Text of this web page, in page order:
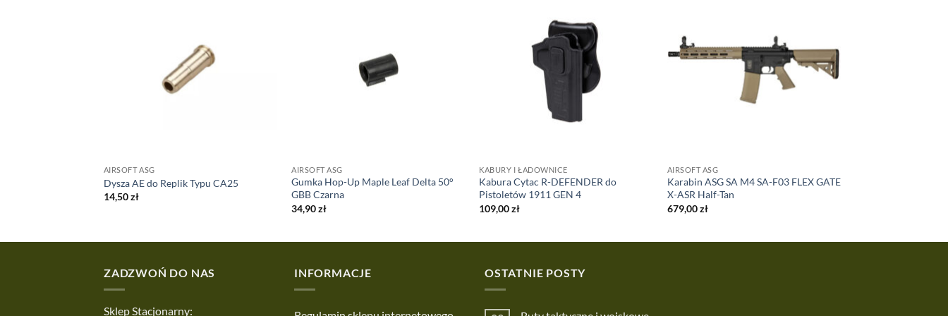
AIRSOFT ASG
Dysza AE do Replik Typu CA25
14,50zł
AIRSOFT ASG
Gumka Hop-Up Maple Leaf Delta 50°
GBB Czarna
34,90zł
KABURY I ŁADOWNICE
Kabura Cytac R-DEFENDER do
Pistoletów 1911 GEN 4
109,00zł
AIRSOFT ASG
Karabin ASG SA M4 SA-F03 FLEX GATE
X-ASR Half-Tan
679,00zł
ZADZWOŃ DO NAS
Sklep Stacjonarny:
INFORMACJE OSTATNIE POSTY